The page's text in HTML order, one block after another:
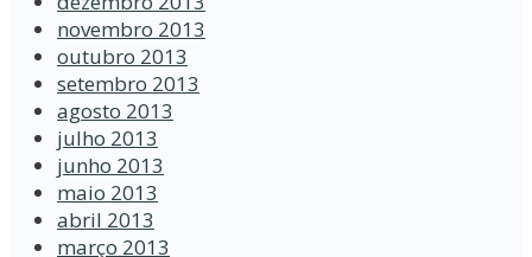
novembro 2013
outubro 2013
setembro 2013
agosto 2013
julho 2013
junho 2013
maio 2013
abril 2013
março 2013